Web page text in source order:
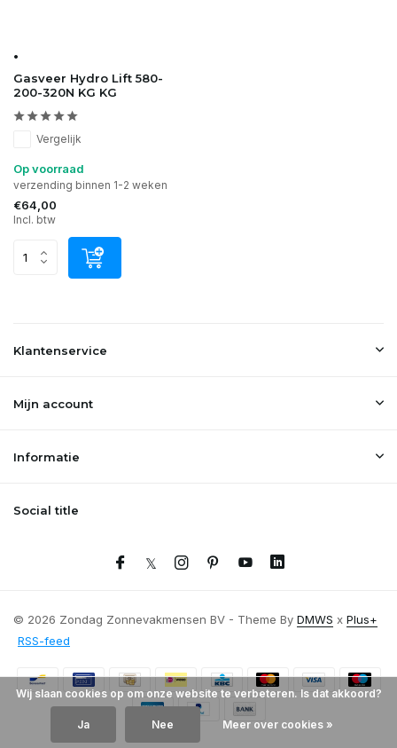
•
Gasveer Hydro Lift 580-
200-320N KG KG
Vergelijk
Op voorraad
verzending binnen 1-2 weken
€64,00
Incl. btw
Klantenservice
Mijn account
Informatie
Social title
© 2026 Zondag Zonnevakmensen BV - Theme By DMWS x Plus+
RSS-feed
Wij slaan cookies op om onze website te verbeteren. Is dat akkoord?
Ja Nee Meer over cookies »